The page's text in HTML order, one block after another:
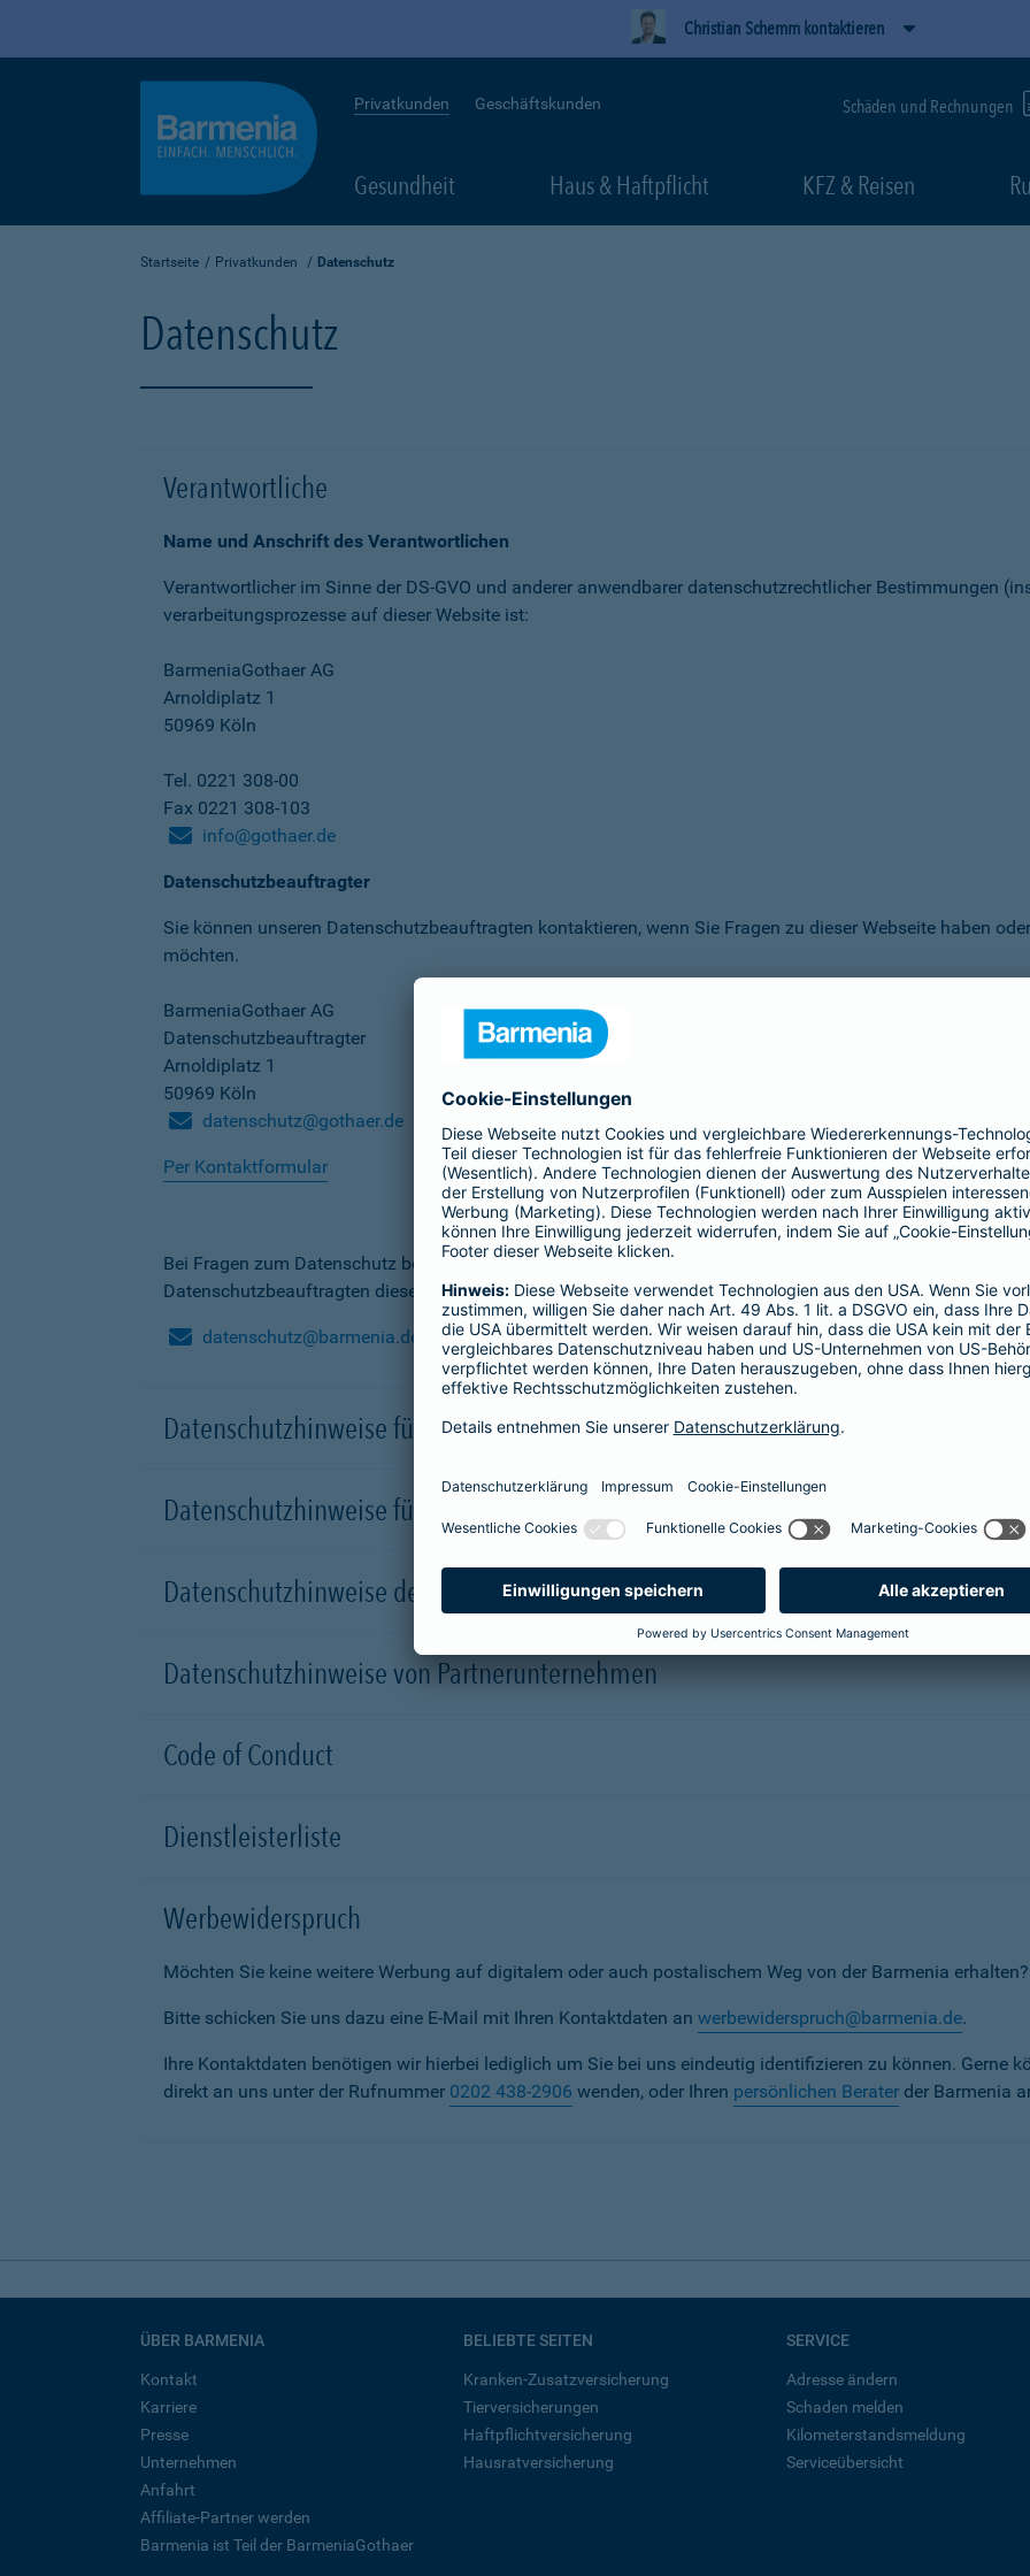
Christian Schemm kontaktieren
Privatkunden Geschäftskunden Schäden und Rechnungen
Gesundheit Haus & Haftpflicht KFZ & Reisen
Startseite Privatkunden Datenschutz
Datenschutz
Verantwortliche
Name und Anschrift des Verantwortlichen
Verantwortlicher im Sinne der DS-GVO und anderer anwendbarer datenschutz­rechtlicher Bestimmungen
verarbeitungs­prozesse auf dieser Website ist:
BarmeniaGothaer AG
Arnoldiplatz 1
50969 Köln
Tel. 0221 308-00
Fax 0221 308-103
info@gothaer.de
Datenschutzbeauftragter
Sie können unseren Datenschutz­beauftragten kontaktieren, wenn Sie Fragen zu dieser Webseite haben
möchten.
BarmeniaGothaer AG
Datenschutzbeauftragter
Arnoldiplatz 1
50969 Köln
datenschutz@gothaer.de
Per Kontaktformular
Bei Fragen zum Datenschutz bei der Barmenia Krankenversicherung AG und der Barmenia Allgemeine
Datenschutzbeauftragten dieser Gesellschaften kontaktieren.
datenschutz@barmenia.de
Datenschutzhinweise für Besucher der Webseite
Datenschutzhinweise für Onlinepräsenzen in sozialen Medien
Datenschutzhinweise der Versicherungsunternehmen
Datenschutzhinweise von Partnerunternehmen
Code of Conduct
Dienstleisterliste
Werbewiderspruch
Möchten Sie keine weitere Werbung auf digitalem oder auch postalischem Weg von der Barmenia
Bitte schicken Sie uns dazu eine E-Mail mit Ihren Kontaktdaten an werbewiderspruch@barmenia.de.
Ihre Kontaktdaten benötigen wir hierbei lediglich um Sie bei uns eindeutig identifizieren zu können. Gerne
direkt an uns unter der Rufnummer 0202 438-2906 wenden, oder Ihren persönlichen Berater der Barmenia
ÜBER BARMENIA
Kontakt
Karriere
Presse
Unternehmen
Anfahrt
Affiliate-Partner werden
Barmenia ist Teil der BarmeniaGothaer
BELIEBTE SEITEN
Kranken-Zusatzversicherung
Tierversicherungen
Haftpflichtversicherung
Hausratversicherung
SERVICE
Adresse ändern
Schaden melden
Kilometerstandsmeldung
Serviceübersicht